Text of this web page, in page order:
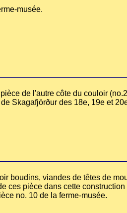
musée.
de l'autre côte du couloir
Skagafjörður des 18e, 19e et
boudins, viandes de têtes de
ces pièce dans cette
no. 10 de la ferme-musée.